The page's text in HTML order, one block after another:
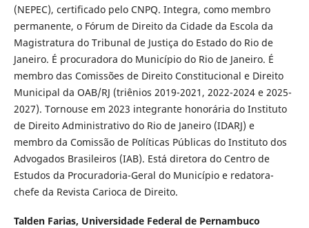
(NEPEC), certificado pelo CNPQ. Integra, como membro
permanente, o Fórum de Direito da Cidade da Escola da
Magistratura do Tribunal de Justiça do Estado do Rio de
Janeiro. É procuradora do Município do Rio de Janeiro. É
membro das Comissões de Direito Constitucional e Direito
Municipal da OAB/RJ (triênios 2019-2021, 2022-2024 e 2025-
2027). Tornouse em 2023 integrante honorária do Instituto
de Direito Administrativo do Rio de Janeiro (IDARJ) e
membro da Comissão de Políticas Públicas do Instituto dos
Advogados Brasileiros (IAB). Está diretora do Centro de
Estudos da Procuradoria-Geral do Município e redatora-
chefe da Revista Carioca de Direito.
Talden Farias, Universidade Federal de Pernambuco